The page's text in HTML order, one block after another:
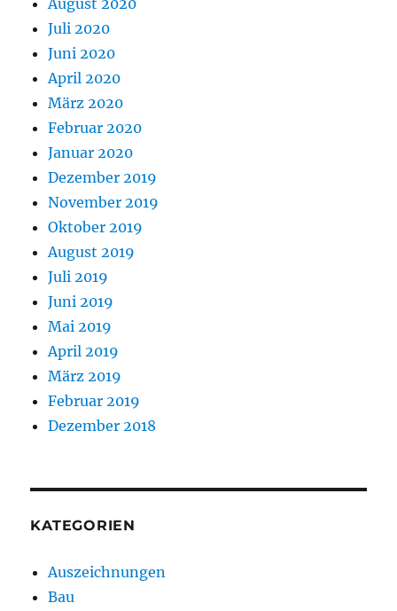
Juli 2020
Juni 2020
April 2020
März 2020
Februar 2020
Januar 2020
Dezember 2019
November 2019
Oktober 2019
August 2019
Juli 2019
Juni 2019
Mai 2019
April 2019
März 2019
Februar 2019
Dezember 2018
KATEGORIEN
Auszeichnungen
Bau